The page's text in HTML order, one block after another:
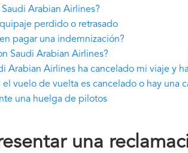
Arabian Airlines?
perdido o retrasado
pagar una indemnización?
Saudi Arabian Airlines?
Arabian Airlines ha cancelado mi viaje y
vuelo de vuelta es cancelado o hay una
una huelga de pilotos
una